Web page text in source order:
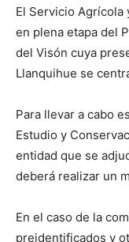
El Servicio Agrícola
en plena etapa del
del Visón cuya
Llanquihue se
Para llevar a cabo
Estudio y
entidad que se
deberá realizar un
En el caso de la
preidentificados y